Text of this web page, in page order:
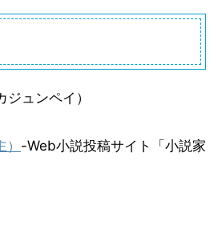
ュンペイ）
-Web小説投稿サイト「小説家